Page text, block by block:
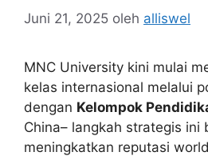
Juni 21, 2025 oleh alliswel
MNC University kini mulai
kelas internasional melalui
dengan Kelompok
China– langkah strategis ini
meningkatkan reputasi